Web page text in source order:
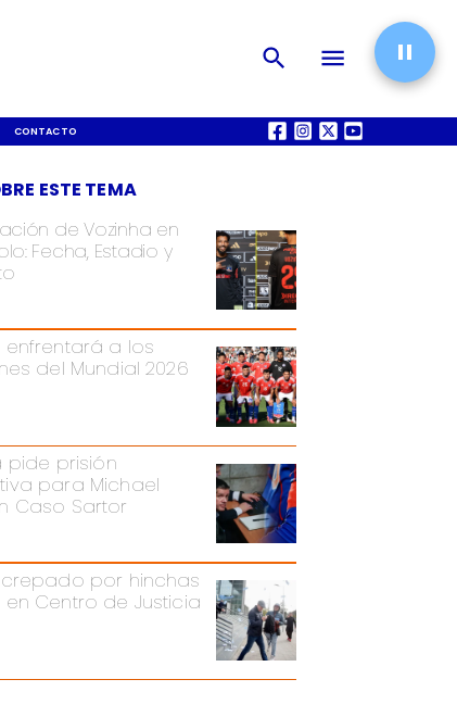
CONTACTO QUIÉNES SOMOS
de Vozinha en
Fecha, Estadio y
enfrentará a los
del Mundial 2026
pide prisión
para Michael
Caso Sartor
por hinchas
en Centro de Justicia
ESTE TEMA